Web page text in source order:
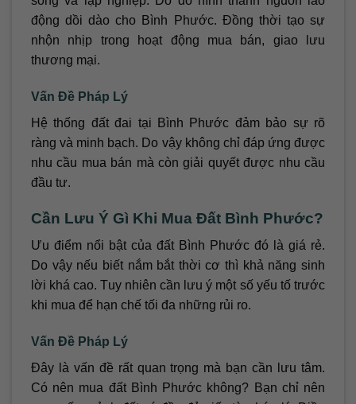
động dồi dào cho Bình Phước. Đồng thời tạo sự
nhộn nhịp trong hoạt động mua bán, giao lưu
thương mại.
Vấn Đề Pháp Lý
Hệ thống đất đai tại Bình Phước đảm bảo sự rõ
ràng và minh bạch. Do vậy không chỉ đáp ứng được
nhu cầu mua bán mà còn giải quyết được nhu cầu
đầu tư.
Cần Lưu Ý Gì Khi Mua Đất Bình Phước?
Ưu điểm nổi bật của đất Bình Phước đó là giá rẻ.
Do vậy nếu biết nắm bắt thời cơ thì khả năng sinh
lời khá cao. Tuy nhiên cần lưu ý một số yếu tố trước
khi mua để hạn chế tối đa những rủi ro.
Vấn Đề Pháp Lý
Đây là vấn đề rất quan trọng mà bạn cần lưu tâm.
Có nên mua đất Bình Phước không? Bạn chỉ nên